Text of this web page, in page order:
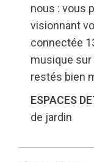
nous : vous
visionnant
connectée
musique sur
restés bien
ESPACES
de jardin